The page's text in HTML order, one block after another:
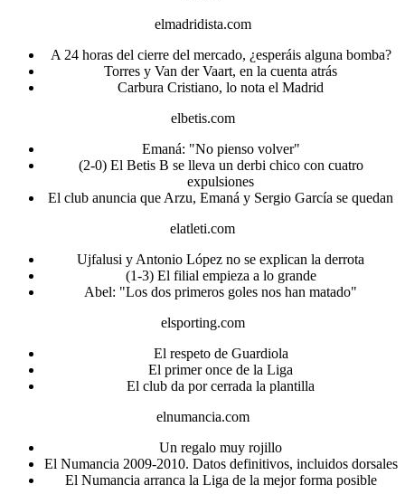
elmadridista.com
A 24 horas del cierre del mercado, ¿esperáis alguna bomba?
Torres y Van der Vaart, en la cuenta atrás
Carbura Cristiano, lo nota el Madrid
elbetis.com
Emaná: "No pienso volver"
(2-0) El Betis B se lleva un derbi chico con cuatro
expulsiones
El club anuncia que Arzu, Emaná y Sergio García se quedan
elatleti.com
Ujfalusi y Antonio López no se explican la derrota
(1-3) El filial empieza a lo grande
Abel: "Los dos primeros goles nos han matado"
elsporting.com
El respeto de Guardiola
El primer once de la Liga
El club da por cerrada la plantilla
elnumancia.com
Un regalo muy rojillo
El Numancia 2009-2010. Datos definitivos, incluidos dorsales
El Numancia arranca la Liga de la mejor forma posible